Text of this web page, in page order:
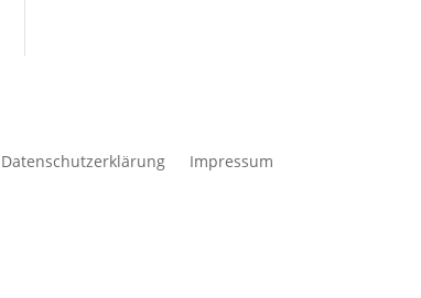
Datenschutzerklärung Impressum